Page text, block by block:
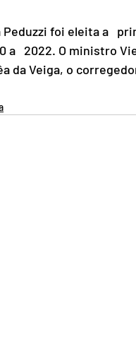
foi eleita a
a   2022. O ministro
da Veiga, o